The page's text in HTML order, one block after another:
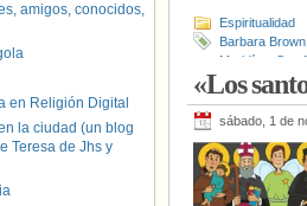
Espiritualidad
Barbara Brown
Maridíaz
San
Alejandría,
«Los
sábado, 1 de
amigos, conocidos,
en Religión Digital
la ciudad (un blog
Teresa de Jhs y